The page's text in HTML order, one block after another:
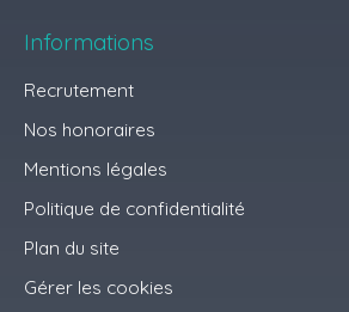
Informations
Recrutement
Nos honoraires
Mentions légales
Politique de confidentialité
Plan du site
Gérer les cookies